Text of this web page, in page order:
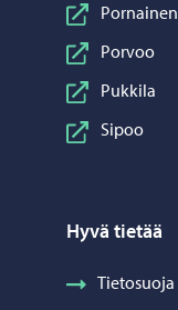
Pornainen
Porvoo
Pukkila
Sipoo
Hyvä tietää
Tietosuoja